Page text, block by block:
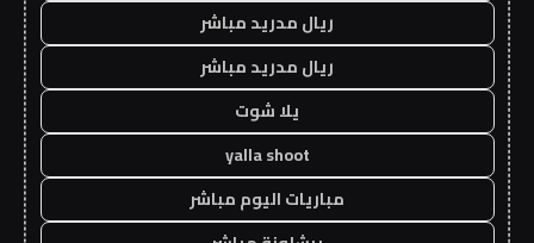
ريال مدريد مباشر
ريال مدريد مباشر
يلا شوت
yalla shoot
مباريات اليوم مباشر